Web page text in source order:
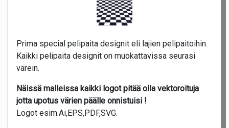
Prima special pelipaita designit eli lajien pelipaitoihin.
Kaikki pelipaita designit on muokattavissa seurasi
värein.
Näissä malleissa kaikki logot pitää olla vektoroituja
jotta upotus värien päälle onnistuisi !
Logot esim.Ai,EPS,PDF,SVG.